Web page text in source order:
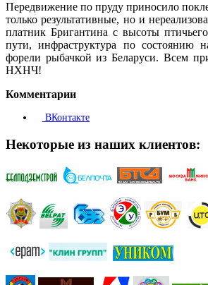
Передвижение по пруду приносило
только результативные, но и
платник Бригантина с высоты
пути, инфраструктура по состоянию
форели рыбачкой из Беларуси. Всем
НХНЧ!
Комментарии
ВКонтакте
Некоторые из наших клиентов: